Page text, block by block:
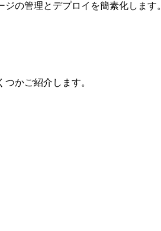
の管理とデプロイを簡素化します。
かご紹介します。